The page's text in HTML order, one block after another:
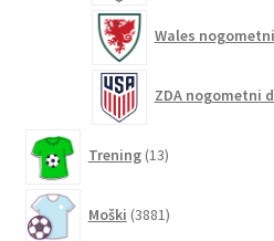
Wales
ZDA nogometni
Trening 13izdelkov
Moški 3881izdelkov